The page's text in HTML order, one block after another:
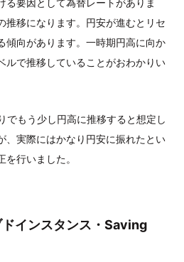
推移になります。円安が進むとリセ
傾向があります。一時期円高に向か
ルで推移していることがおわかりい
もう少し円高に推移すると想定し
、実際にはかなり円安に振れたとい
行いました。
インスタンス・Saving